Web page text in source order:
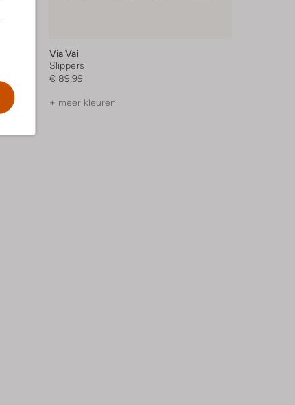
Via Vai
Slippers
€ 89,99
+ meer kleuren